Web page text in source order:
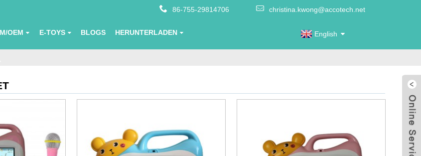
86-755-29814706 christina.kwong@accotech.net
OEM E-TOYS BLOGS HERUNTERLADEN English